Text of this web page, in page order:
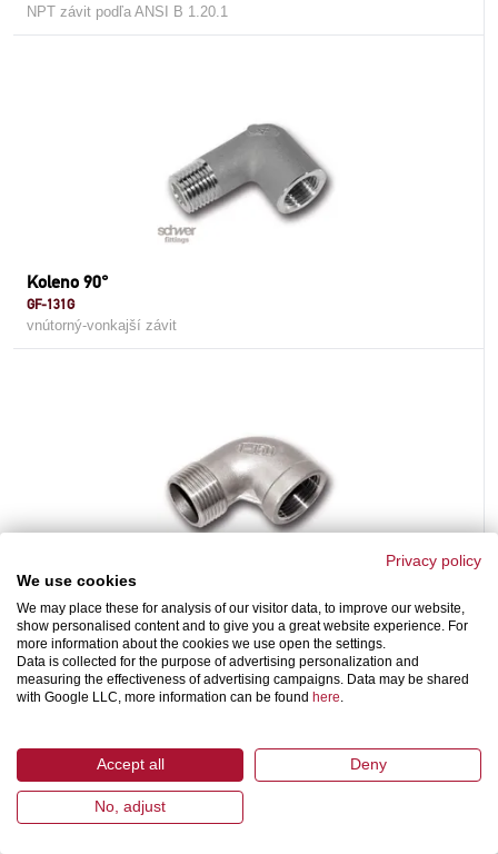
NPT závit podľa ANSI B 1.20.1
Koleno 90°
GF-131G
vnútorný-vonkajší závit
GF-131
s kužeľovým závitom podľa DIN EN 10226 / ISO 7-1
Privacy policy
We use cookies
We may place these for analysis of our visitor data, to improve our website,
show personalised content and to give you a great website experience. For
more information about the cookies we use open the settings.
Data is collected for the purpose of advertising personalization and
measuring the effectiveness of advertising campaigns. Data may be shared
with Google LLC, more information can be found here.
Accept all Deny
No, adjust